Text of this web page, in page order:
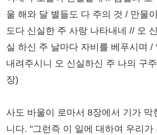
울 해와 달 별들도 다 주의 것 / 만물
도다 신실한 주 사랑 나타내네 // 오
실 하신 주 날마다 자비를 베푸시며 /
내려주시니 오 신실하신 주 나의 구
장)
사도 바울이 로마서 8장에서 기가 막
니다. "그런즉 이 일에 대하여 우리가